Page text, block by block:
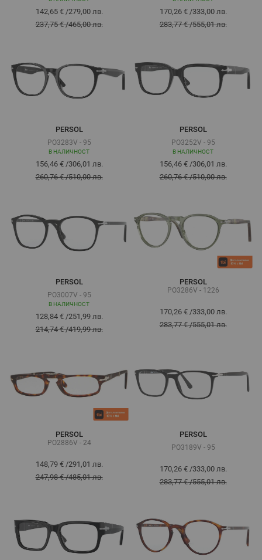
142,65 €/279,00 лв.
237,75 €/465,00 лв.
170,26 €/333,00 лв.
283,77 €/555,01 лв.
PERSOL
PO3283V - 95
В НАЛИЧНОСТ
156,46 €/306,01 лв.
260,76 €/510,00 лв.
PERSOL
PO3252V - 95
В НАЛИЧНОСТ
156,46 €/306,01 лв.
260,76 €/510,00 лв.
PERSOL
PO3007V - 95
В НАЛИЧНОСТ
128,84 €/251,99 лв.
214,74 €/419,99 лв.
PERSOL
PO3286V - 1226
170,26 €/333,00 лв.
283,77 €/555,01 лв.
PERSOL
PO2886V - 24
148,79 €/291,01 лв.
247,98 €/485,01 лв.
PERSOL
PO3189V - 95
170,26 €/333,00 лв.
283,77 €/555,01 лв.